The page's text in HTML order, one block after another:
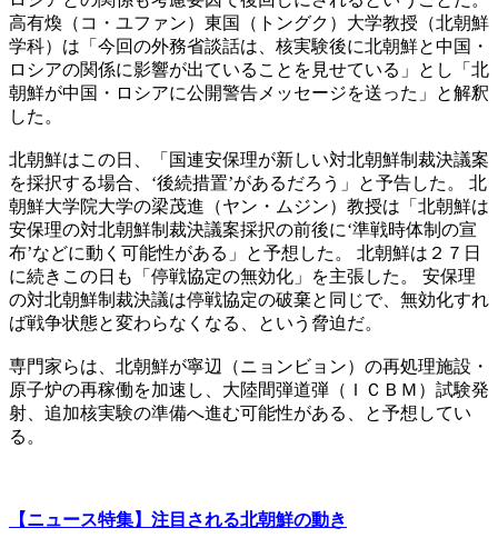
高有煥（コ・ユファン）東国（トングク）大学教授（北朝鮮
学科）は「今回の外務省談話は、核実験後に北朝鮮と中国・
ロシアの関係に影響が出ていることを見せている」とし「北
朝鮮が中国・ロシアに公開警告メッセージを送った」と解釈
した。
北朝鮮はこの日、「国連安保理が新しい対北朝鮮制裁決議案
を採択する場合、‘後続措置’があるだろう」と予告した。 北
朝鮮大学院大学の梁茂進（ヤン・ムジン）教授は「北朝鮮は
安保理の対北朝鮮制裁決議案採択の前後に‘準戦時体制の宣
布’などに動く可能性がある」と予想した。 北朝鮮は２７日
に続きこの日も「停戦協定の無効化」を主張した。 安保理
の対北朝鮮制裁決議は停戦協定の破棄と同じで、無効化すれ
ば戦争状態と変わらなくなる、という脅迫だ。
専門家らは、北朝鮮が寧辺（ニョンビョン）の再処理施設・
原子炉の再稼働を加速し、大陸間弾道弾（ＩＣＢＭ）試験発
射、追加核実験の準備へ進む可能性がある、と予想してい
る。
【ニュース特集】注目される北朝鮮の動き